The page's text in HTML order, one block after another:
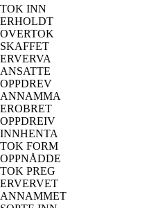
TOK INN
ERHOLDT
OVERTOK
SKAFFET
ERVERVA
ANSATTE
OPPDREV
ANNAMMA
EROBRET
OPPDREIV
INNHENTA
TOK FORM
OPPNÅDDE
TOK PREG
ERVERVET
ANNAMMET